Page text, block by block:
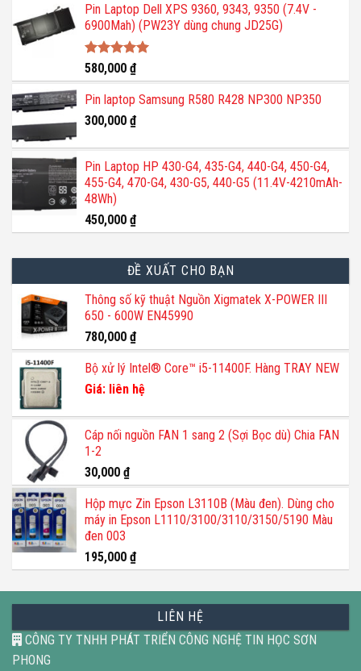
Pin Laptop Dell XPS 9360, 9343, 9350 (7.4V -
6900Mah) (PW23Y dùng chung JD25G)
Được xếp
hạng5.00
5 sao
580,000 ₫
Pin laptop Samsung R580 R428 NP300 NP350
300,000 ₫
Pin Laptop HP 430-G4, 435-G4, 440-G4, 450-G4,
455-G4, 470-G4, 430-G5, 440-G5 (11.4V-4210mAh-
48Wh)
450,000 ₫
ĐỀ XUẤT CHO BẠN
Thông số kỹ thuật Nguồn Xigmatek X-POWER III
650 - 600W EN45990
780,000 ₫
Bộ xử lý Intel® Core™ i5-11400F. Hàng TRAY NEW
Giá: liên hệ
Cáp nối nguồn FAN 1 sang 2 (Sợi Bọc dù) Chia FAN
1-2
30,000 ₫
Hộp mực Zin Epson L3110B (Màu đen). Dùng cho
máy in Epson L1110/3100/3110/3150/5190 Màu
đen 003
195,000 ₫
LIÊN HỆ
CÔNG TY TNHH PHÁT TRIỂN CÔNG NGHỆ TIN HỌC SƠN
PHONG